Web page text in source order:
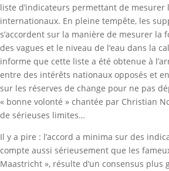
liste d’indicateurs permettant de mesurer
internationaux. En pleine tempête, les
s’accordent sur la manière de mesurer la
des vagues et le niveau de l’eau dans la
informe que cette liste a été obtenue à
entre des intérêts nationaux opposés et
sur les réserves de change pour ne pas
« bonne volonté » chantée par Christian
de sérieuses limites…
Il y a pire : l’accord a minima sur des
compte aussi sérieusement que les
Maastricht », résulte d’un consensus plus